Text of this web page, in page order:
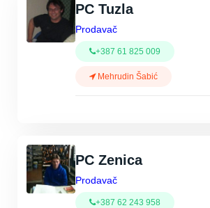
PC Tuzla
Prodavač
+387 61 825 009
Mehrudin Šabić
PC Zenica
Prodavač
+387 62 243 958